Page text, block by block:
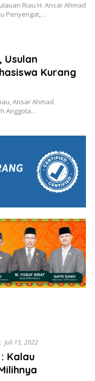
Riau H. Ansar Ahmad
Penyengat,…
Usulan
Kurang
Ansar Ahmad
Anggota…
Juli 15, 2022
Kalau